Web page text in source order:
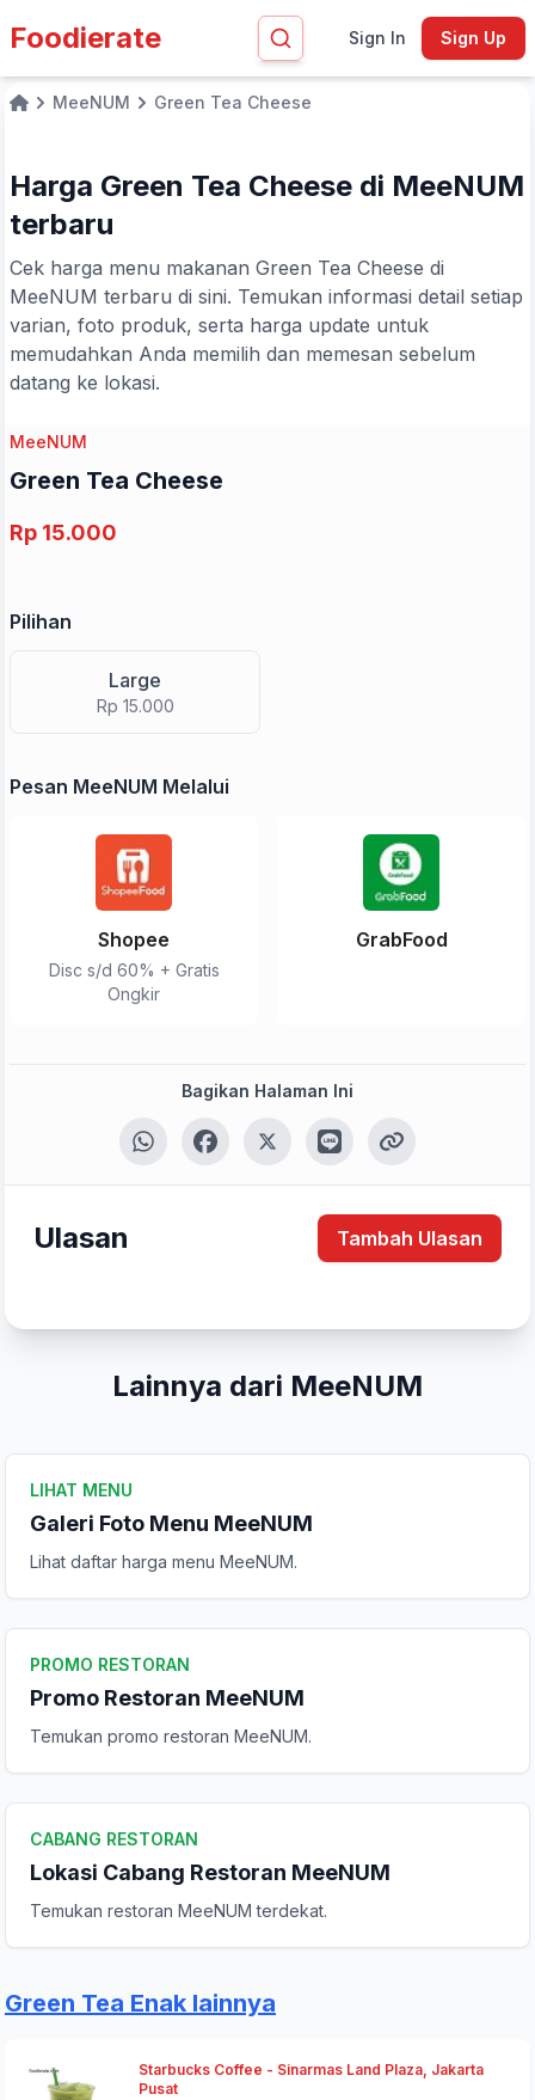
Foodierate Sign In Sign Up
HomeMeeNUM Green Tea Cheese
Harga Green Tea Cheese di MeeNUM
terbaru
Cek harga menu makanan Green Tea Cheese di
MeeNUM terbaru di sini. Temukan informasi detail setiap
varian, foto produk, serta harga update untuk
memudahkan Anda memilih dan memesan sebelum
datang ke lokasi.
MeeNUM
Green Tea Cheese
Rp 15.000
Pilihan
Large
Rp 15.000
Pesan MeeNUM Melalui
Shopee
Disc s/d 60% + Gratis
Ongkir
GrabFood
Bagikan Halaman Ini
Ulasan Tambah Ulasan
Lainnya dari MeeNUM
LIHAT MENU
Galeri Foto Menu MeeNUM
Lihat daftar harga menu MeeNUM.
PROMO RESTORAN
Promo Restoran MeeNUM
Temukan promo restoran MeeNUM.
CABANG RESTORAN
Lokasi Cabang Restoran MeeNUM
Temukan restoran MeeNUM terdekat.
Green Tea Enak lainnya
Starbucks Coffee - Sinarmas Land Plaza, Jakarta
Pusat
Tulis Ulasan
Kirim Ulasan